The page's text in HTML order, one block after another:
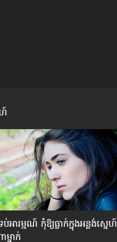
អារម្មណ៍ កុំឱ្យធ្លាក់​ក្នុងអន្លង់ស្នេហ៍
នាក់